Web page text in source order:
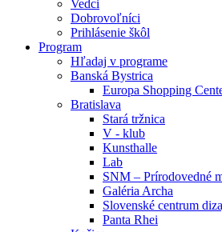
Vedci
Dobrovoľníci
Prihlásenie škôl
Program
Hľadaj v programe
Banská Bystrica
Europa Shopping
Bratislava
Stará tržnica
V - klub
Kunsthalle
Lab
SNM – Prírodovedné
Galéria Archa
Slovenské centrum
Panta Rhei